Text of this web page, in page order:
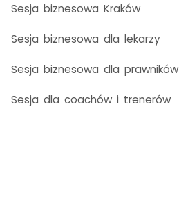
Sesja biznesowa Kraków
Sesja biznesowa dla lekarzy
Sesja biznesowa dla prawników
Sesja dla coachów i trenerów